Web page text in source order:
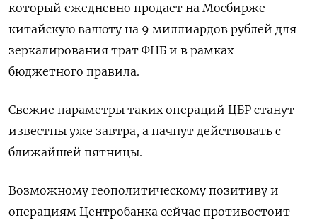
который ежедневно продает на Мосбирже
китайскую валюту на 9 миллиардов рублей для
зеркалирования трат ФНБ и в рамках
бюджетного правила.
Свежие параметры таких операций ЦБР станут
известны уже завтра, а начнут действовать с
ближайшей пятницы.
Возможному геополитическому позитиву и
операциям Центробанка сейчас противостоит